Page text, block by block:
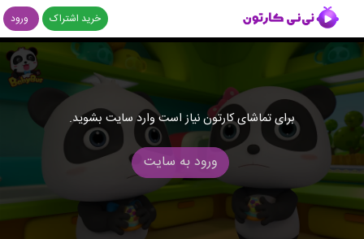
خرید اشتراک ورود
برای تماشای کارتون نیاز است وارد سایت بشوید.
ورود به سایت